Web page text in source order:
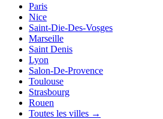
Paris
Nice
Saint-Die-Des-Vosges
Marseille
Saint Denis
Lyon
Salon-De-Provence
Toulouse
Strasbourg
Rouen
Toutes les villes →